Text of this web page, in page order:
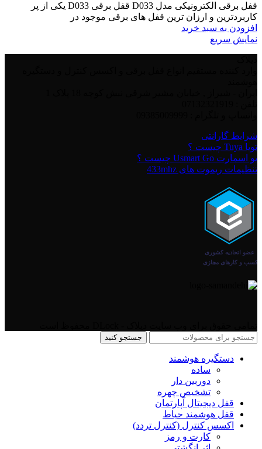
قفل برقی الکترونیکی مدل D033 قفل برقی D033 یکی از پر
کاربردترین و ارزان ترین قفل های برقی موجود در
افزودن به سبد خرید
نمایش سریع
شرایط گارانتی
تویا Tuya چیست ؟
یو اسمارت Usmart Go چیست ؟
تنظیمات ریموت های 433mhz
جستجو کنید
دستگیره هوشمند
ساده
دوربین دار
تشخیص چهره
قفل دیجیتال آپارتمان
قفل هوشمند حیاط
اکسس کنترل (کنترل تردد)
کارت و رمز